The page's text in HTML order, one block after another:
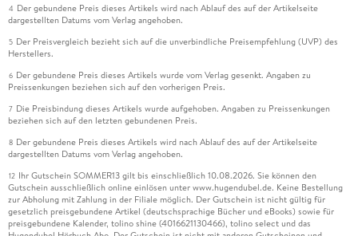
4 Der gebundene Preis dieses Artikels wird nach Ablauf des auf der Artikelseite
dargestellten Datums vom Verlag angehoben.
5 Der Preisvergleich bezieht sich auf die unverbindliche Preisempfehlung (UVP) des
Herstellers.
6 Der gebundene Preis dieses Artikels wurde vom Verlag gesenkt. Angaben zu
Preissenkungen beziehen sich auf den vorherigen Preis.
7 Die Preisbindung dieses Artikels wurde aufgehoben. Angaben zu Preissenkungen
beziehen sich auf den letzten gebundenen Preis.
8 Der gebundene Preis dieses Artikels wird nach Ablauf des auf der Artikelseite
dargestellten Datums vom Verlag angehoben.
12 Ihr Gutschein SOMMER13 gilt bis einschließlich 10.08.2026. Sie können den
Gutschein ausschließlich online einlösen unter www.hugendubel.de. Keine Bestellung
zur Abholung mit Zahlung in der Filiale möglich. Der Gutschein ist nicht gültig für
gesetzlich preisgebundene Artikel (deutschsprachige Bücher und eBooks) sowie für
preisgebundene Kalender, tolino shine (4016621130466), tolino select und das